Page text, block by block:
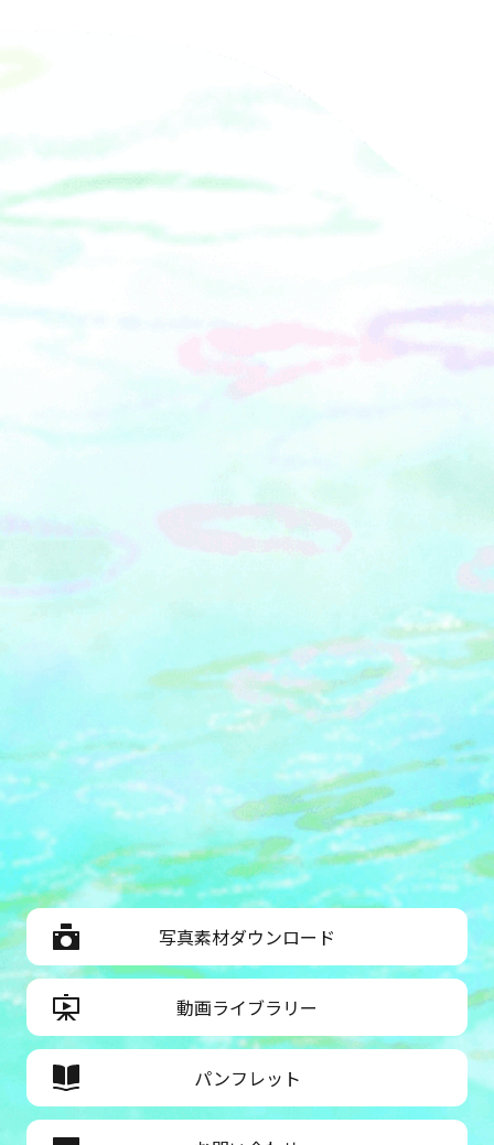
写真素材ダウンロード
動画ライブラリー
パンフレット